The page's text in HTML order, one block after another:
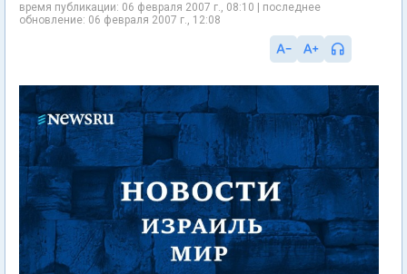
время публикации: 06 февраля 2007 г., 08:10 | последнее
обновление: 06 февраля 2007 г., 12:08